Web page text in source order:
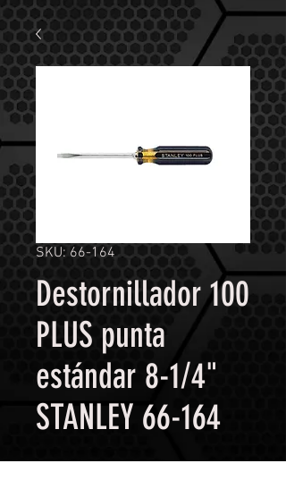
SKU: 66-164
Destornillador 100
PLUS punta
estándar 8-1/4"
STANLEY 66-164